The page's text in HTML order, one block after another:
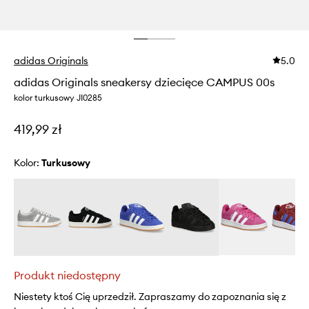
adidas Originals 5.0
adidas Originals sneakersy dziecięce CAMPUS 00s
kolor turkusowy JI0285
419,99 zł
Kolor: turkusowy
Produkt niedostępny
Niestety ktoś Cię uprzedził. Zapraszamy do zapoznania się z